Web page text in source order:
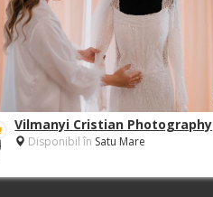
Vilmanyi Cristian Photography
Disponibil în Satu Mare